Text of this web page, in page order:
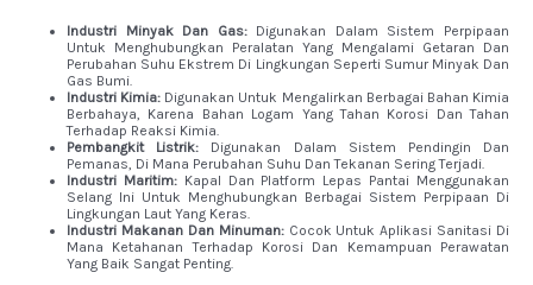
Industri Minyak Dan Gas:Digunakan Dalam Sistem Perpipaan
Untuk Menghubungkan Peralatan Yang Mengalami Getaran Dan
Perubahan Suhu Ekstrem Di Lingkungan Seperti Sumur Minyak Dan
Gas Bumi.
Industri Kimia: Digunakan Untuk Mengalirkan Berbagai Bahan Kimia
Berbahaya, Karena Bahan Logam Yang Tahan Korosi Dan Tahan
Terhadap Reaksi Kimia.
Pembangkit Listrik: Digunakan Dalam Sistem Pendingin Dan
Pemanas, Di Mana Perubahan Suhu Dan Tekanan Sering Terjadi.
Industri Maritim:Kapal Dan Platform Lepas Pantai Menggunakan
Selang Ini Untuk Menghubungkan Berbagai Sistem Perpipaan Di
Lingkungan Laut Yang Keras.
Industri Makanan Dan Minuman:Cocok Untuk Aplikasi Sanitasi Di
Mana Ketahanan Terhadap Korosi Dan Kemampuan Perawatan
Yang Baik Sangat Penting.